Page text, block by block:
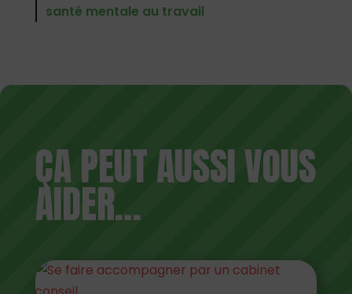
santé mentale au travail
ÇA PEUT AUSSI VOUS
AIDER…